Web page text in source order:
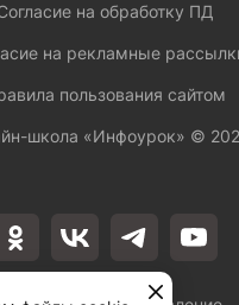
на обработку ПД
на рекламные
пользования сайтом
школа «Инфоурок» ©